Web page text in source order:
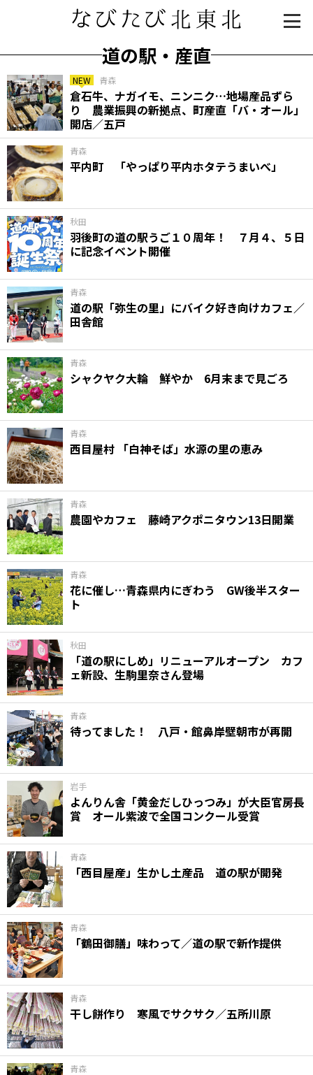
道の駅・産直
NEW 青森
倉石牛、ナガイモ、ニンニク…地場産品ずら
り 農業振興の新拠点、町産直「バ・オール」
開店／五戸
青森
平内町 「やっぱり平内ホタテうまいべ」
秋田
羽後町の道の駅うご１０周年！ ７月４、５日
に記念イベント開催
青森
道の駅「弥生の里」にバイク好き向けカフェ／
田舎館
青森
シャクヤク大輪 鮮やか 6月末まで見ごろ
青森
西目屋村 「白神そば」水源の里の恵み
青森
農園やカフェ 藤崎アクポニタウン13日開業
青森
花に催し…青森県内にぎわう GW後半スター
ト
秋田
「道の駅にしめ」リニューアルオープン カフ
ェ新設、生駒里奈さん登場
青森
待ってました！ 八戸・館鼻岸壁朝市が再開
岩手
よんりん舎「黄金だしひっつみ」が大臣官房長
賞 オール紫波で全国コンクール受賞
青森
「西目屋産」生かし土産品 道の駅が開発
青森
「鶴田御膳」味わって／道の駅で新作提供
青森
干し餅作り 寒風でサクサク／五所川原
青森
知る一覧
世界遺産
文化・歴史
パワースポット
ミステリー
観る一覧
桜
花
紅葉
楽しむ一覧
まつり・イベント
聖地
おみやげ・特産
道の駅・産直
鉄道
アウトドア・レジャー
味わう一覧
麺類
ご当地グルメ
酒
スイーツ
癒す一覧
温泉
自然
宿泊
青森県
岩手県
秋田県